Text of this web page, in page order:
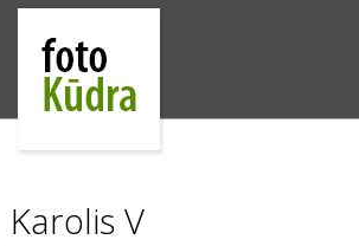
Karolis V